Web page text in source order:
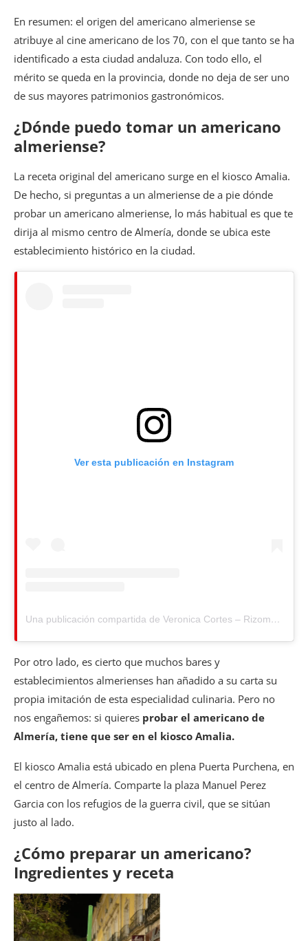
En resumen: el origen del americano almeriense se
atribuye al cine americano de los 70, con el que tanto se ha
identificado a esta ciudad andaluza. Con todo ello, el
mérito se queda en la provincia, donde no deja de ser uno
de sus mayores patrimonios gastronómicos.
¿Dónde puedo tomar un americano
almeriense?
La receta original del americano surge en el kiosco Amalia.
De hecho, si preguntas a un almeriense de a pie dónde
probar un americano almeriense, lo más habitual es que te
dirija al mismo centro de Almería, donde se ubica este
establecimiento histórico en la ciudad.
Ver esta publicación en Instagram
Una publicación compartida de Veronica Cortes – Rizomas (@veronicac35)
Por otro lado, es cierto que muchos bares y
establecimientos almerienses han añadido a su carta su
propia imitación de esta especialidad culinaria. Pero no
nos engañemos: si quieres probar el americano de
Almería, tiene que ser en el kiosco Amalia.
El kiosco Amalia está ubicado en plena Puerta Purchena, en
el centro de Almería. Comparte la plaza Manuel Perez
Garcia con los refugios de la guerra civil, que se sitúan
justo al lado.
¿Cómo preparar un americano?
Ingredientes y receta